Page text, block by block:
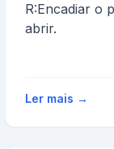
R:Encadiar o
abrir.
Ler mais →